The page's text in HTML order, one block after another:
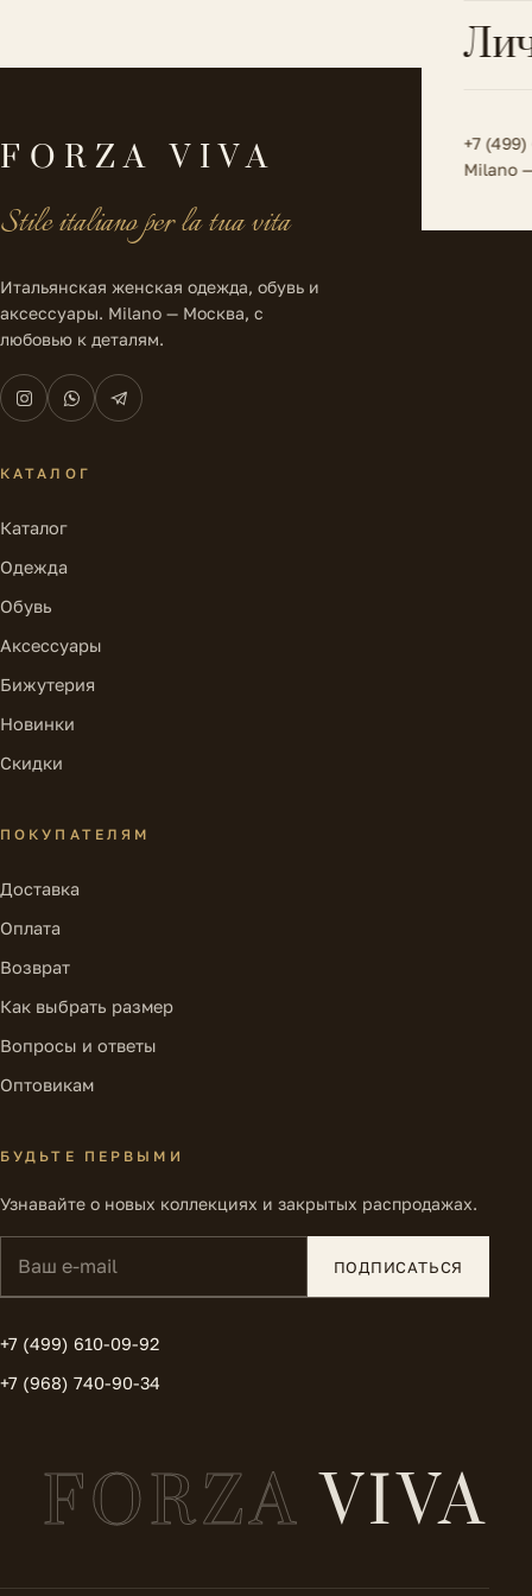
Весь
+7
Milano
FORZA VIVA
Stile italiano per la tua vita
Итальянская женская одежда, обувь и
аксессуары. Milano — Москва, с
любовью к деталям.
КАТАЛОГ
Каталог
Одежда
Обувь
Аксессуары
Бижутерия
Новинки
Скидки
ПОКУПАТЕЛЯМ
Доставка
Оплата
Возврат
Как выбрать размер
Вопросы и ответы
Оптовикам
БУДЬТЕ ПЕРВЫМИ
Узнавайте о новых коллекциях и закрытых распродажах.
ПОДПИСАТЬСЯ
+7 (499) 610-09-92
+7 (968) 740-90-34
FORZAVIVA